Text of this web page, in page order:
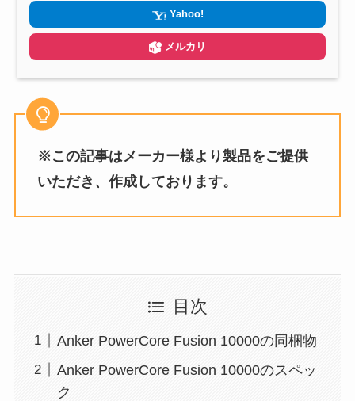
Yahoo!
メルカリ
※この記事はメーカー様より製品をご提供
いただき、作成しております。
目次
Anker PowerCore Fusion 10000の同梱物
Anker PowerCore Fusion 10000のスペッ
ク